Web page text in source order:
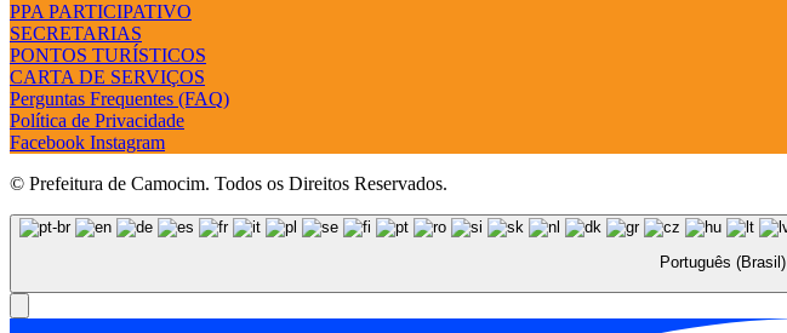
PPA PARTICIPATIVO
SECRETARIAS
PONTOS TURÍSTICOS
CARTA DE SERVIÇOS
Perguntas Frequentes (FAQ)
Política de Privacidade
Facebook Instagram
© Prefeitura de Camocim. Todos os Direitos Reservados.
Português (Brasil)